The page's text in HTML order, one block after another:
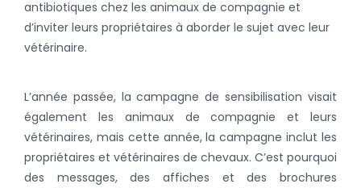
antibiotiques chez les animaux de compagnie et
d’inviter leurs propriétaires à aborder le sujet avec leur
vétérinaire.
L’année passée, la campagne de sensibilisation visait
également les animaux de compagnie et leurs
vétérinaires, mais cette année, la campagne inclut les
propriétaires et vétérinaires de chevaux. C’est pourquoi
des messages, des affiches et des brochures